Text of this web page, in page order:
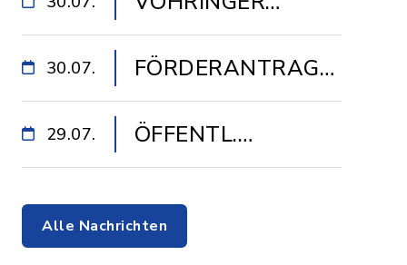
VÖHRINGEN
WOCHENMARKT
30.07.
FÖRDERANTRAG
INFRASTRUKTUR
FÜR DEN
GEFÖRDERTEN
GLASFASERAUSBAU
29.07.
ÖFFENTL.
AUSLEGUNG
(UMLEGUNG
„WOHNGEB.
Alle Nachrichten